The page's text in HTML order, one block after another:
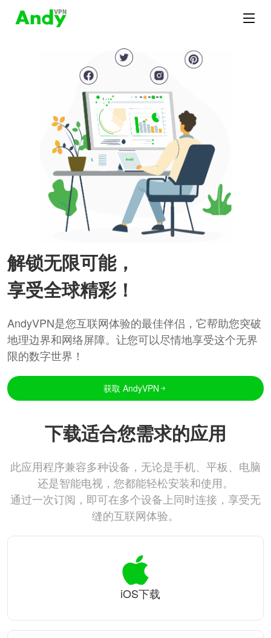
解锁无限可能，
享受全球精彩！
AndyVPN是您互联网体验的最佳伴侣，它帮助您突破
地理边界和网络屏障。让您可以尽情地享受这个无界
限的数字世界！
获取 AndyVPN
下载适合您需求的应用
此应用程序兼容多种设备，无论是手机、平板、电脑
还是智能电视，您都能轻松安装和使用。
通过一次订阅，即可在多个设备上同时连接，享受无
缝的互联网体验。
iOS下载